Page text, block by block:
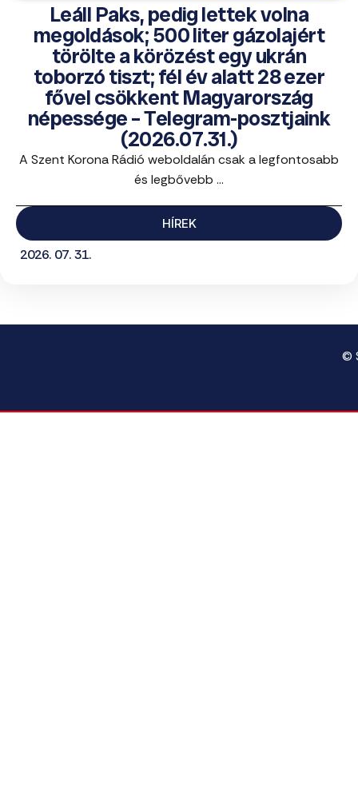
Leáll Paks, pedig lettek volna
megoldások; 500 liter gázolajért
törölte a körözést egy ukrán
toborzó tiszt; fél év alatt 28 ezer
fővel csökkent Magyarország
népessége – Telegram-posztjaink
(2026.07.31.)
A Szent Korona Rádió weboldalán csak a legfontosabb
és legbővebb ...
HÍREK
2026. 07. 31.
©